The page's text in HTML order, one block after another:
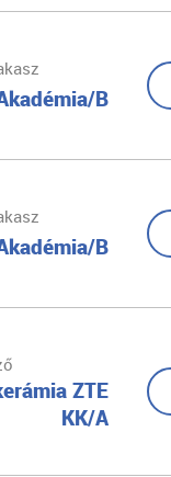
B
B
ZTE
KK/A